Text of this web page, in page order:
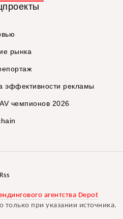
рынка
эффективности рекламы
чемпионов 2026
Rss
агентства Depot
при указании источника.